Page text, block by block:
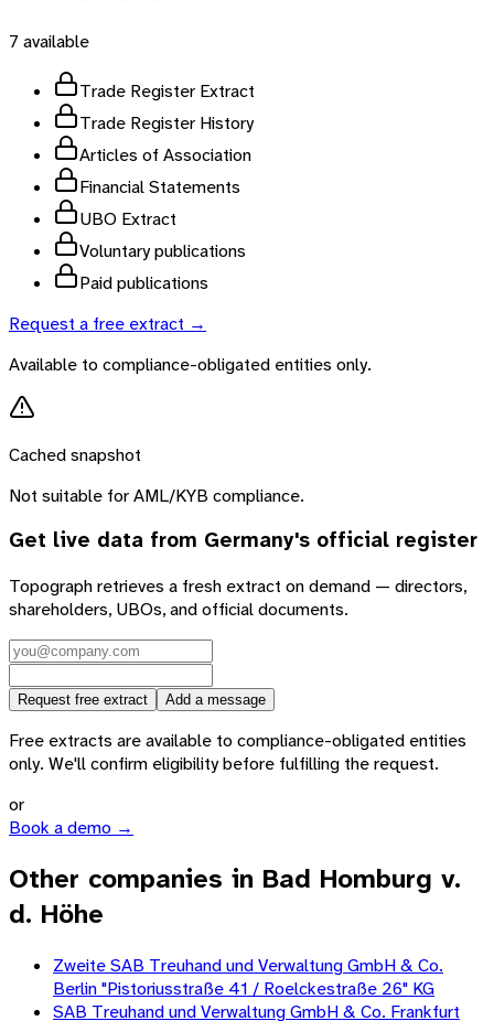
7 available
Trade Register Extract
Trade Register History
Articles of Association
Financial Statements
UBO Extract
Voluntary publications
Paid publications
Request a free extract →
Available to compliance-obligated entities only.
Cached snapshot
Not suitable for AML/KYB compliance.
Get live data from Germany's official register
Topograph retrieves a fresh extract on demand — directors,
shareholders, UBOs, and official documents.
Request free extract Add a message
Free extracts are available to compliance-obligated entities
only. We'll confirm eligibility before fulfilling the request.
or
Book a demo →
Other companies in Bad Homburg v.
d. Höhe
Zweite SAB Treuhand und Verwaltung GmbH & Co.
Berlin "Pistoriusstraße 41 / Roelckestraße 26" KG
SAB Treuhand und Verwaltung GmbH & Co. Frankfurt